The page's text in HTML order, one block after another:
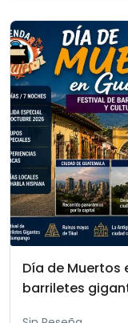
Día de Muertos
barriletes